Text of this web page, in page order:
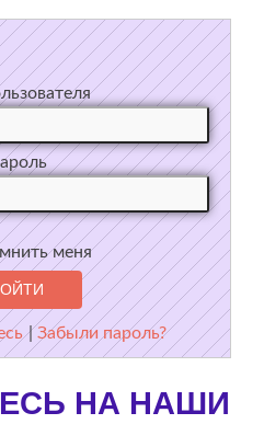
меня
|Забыли пароль?
НА НАШИ